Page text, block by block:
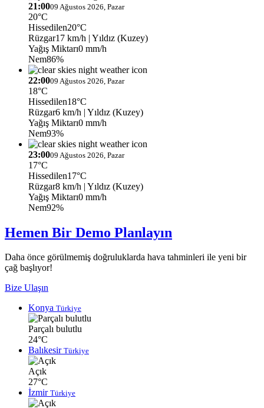
21:0009 Ağustos 2026, Pazar
20°C
Hissedilen20°C
Rüzgar17 km/h | Yıldız (Kuzey)
Yağış Miktarı0 mm/h
Nem86%
22:0009 Ağustos 2026, Pazar
18°C
Hissedilen18°C
Rüzgar6 km/h | Yıldız (Kuzey)
Yağış Miktarı0 mm/h
Nem93%
23:0009 Ağustos 2026, Pazar
17°C
Hissedilen17°C
Rüzgar8 km/h | Yıldız (Kuzey)
Yağış Miktarı0 mm/h
Nem92%
Hemen Bir Demo Planlayın
Daha önce görülmemiş doğruluklarda hava tahminleri ile yeni bir
çağ başlıyor!
Bize Ulaşın
Konya Türkiye
Parçalı bulutlu
24°C
Balıkesir Türkiye
Açık
27°C
İzmir Türkiye